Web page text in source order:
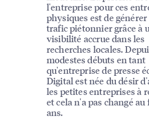
l'entreprise pour ces
physiques est de générer
trafic piétonnier grâce à
visibilité accrue dans les
recherches locales.
modestes débuts en tant
qu'entreprise de presse
Digital est née du désir
les petites entreprises à
et cela n'a pas changé au
ans.